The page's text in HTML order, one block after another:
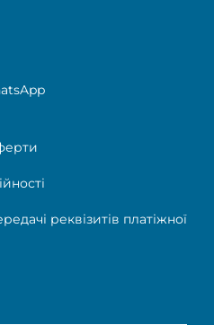
реквізитів платіжної